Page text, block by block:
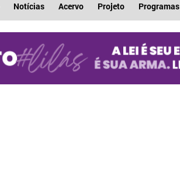
Notícias Acervo Projeto Programas